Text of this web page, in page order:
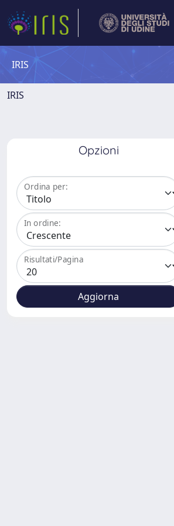
IRIS
IRIS
Opzioni
Ordina per:
In ordine:
Risultati/Pagina